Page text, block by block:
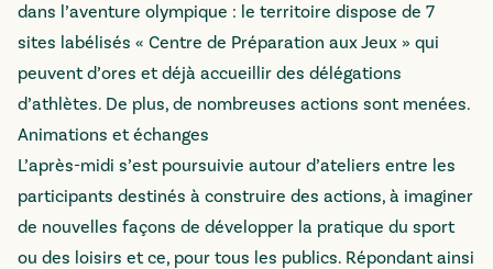
dans l’aventure olympique : le territoire dispose de 7
sites labélisés « Centre de Préparation aux Jeux » qui
peuvent d’ores et déjà accueillir des délégations
d’athlètes. De plus, de nombreuses actions sont menées.
Animations et échanges
L’après-midi s’est poursuivie autour d’ateliers entre les
participants destinés à construire des actions, à imaginer
de nouvelles façons de développer la pratique du sport
ou des loisirs et ce, pour tous les publics. Répondant ainsi